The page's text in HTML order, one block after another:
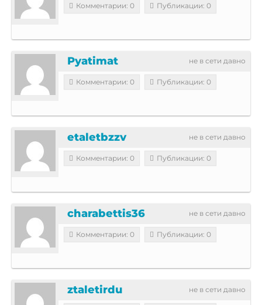
Комментарии: 0 Публикации: 0
не в сети давно
Pyatimat
Комментарии: 0 Публикации: 0
не в сети давно
etaletbzzv
Комментарии: 0 Публикации: 0
не в сети давно
charabettis36
Комментарии: 0 Публикации: 0
не в сети давно
ztaletirdu